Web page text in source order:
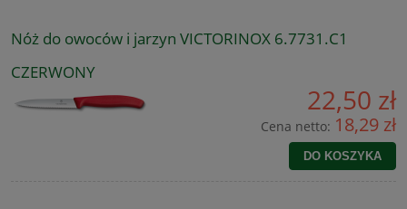
Nóż do owoców i jarzyn VICTORINOX 6.7731.C1
CZERWONY
22,50 zł
Cena netto: 18,29 zł
DO KOSZYKA